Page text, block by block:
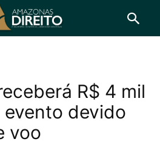
R$ 4 mil
devido
voo